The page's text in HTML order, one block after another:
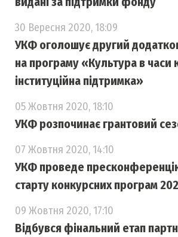
30 Вересня 2020, 18:09
УКФ оголошує другий
на програму «Культура в часи
інституційна підтримка»
05 Жовтня 2020, 18:10
УКФ розпочинає грантовий
07 Жовтня 2020, 14:10
УКФ проведе
старту конкурсних програм
09 Жовтня 2020, 17:10
Відбувся фінальний етап